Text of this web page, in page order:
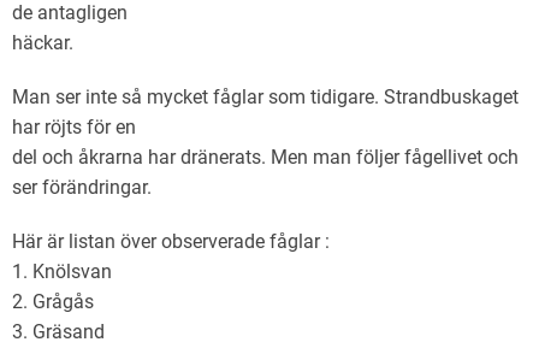
de antagligen
häckar.
Man ser inte så mycket fåglar som tidigare. Strandbuskaget
har röjts för en
del och åkrarna har dränerats. Men man följer fågellivet och
ser förändringar.
Här är listan över observerade fåglar :
1. Knölsvan
2. Grågås
3. Gräsand